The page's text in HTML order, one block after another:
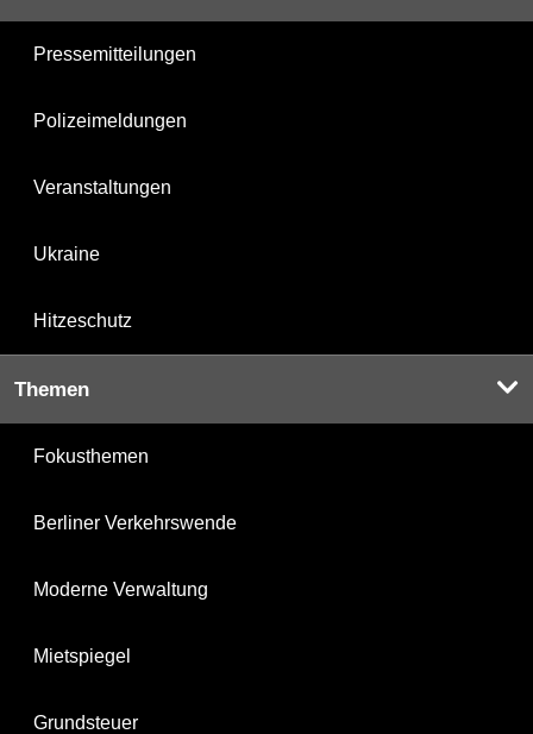
Pressemitteilungen
Polizeimeldungen
Veranstaltungen
Ukraine
Hitzeschutz
Themen
Fokusthemen
Berliner Verkehrswende
Moderne Verwaltung
Mietspiegel
Grundsteuer